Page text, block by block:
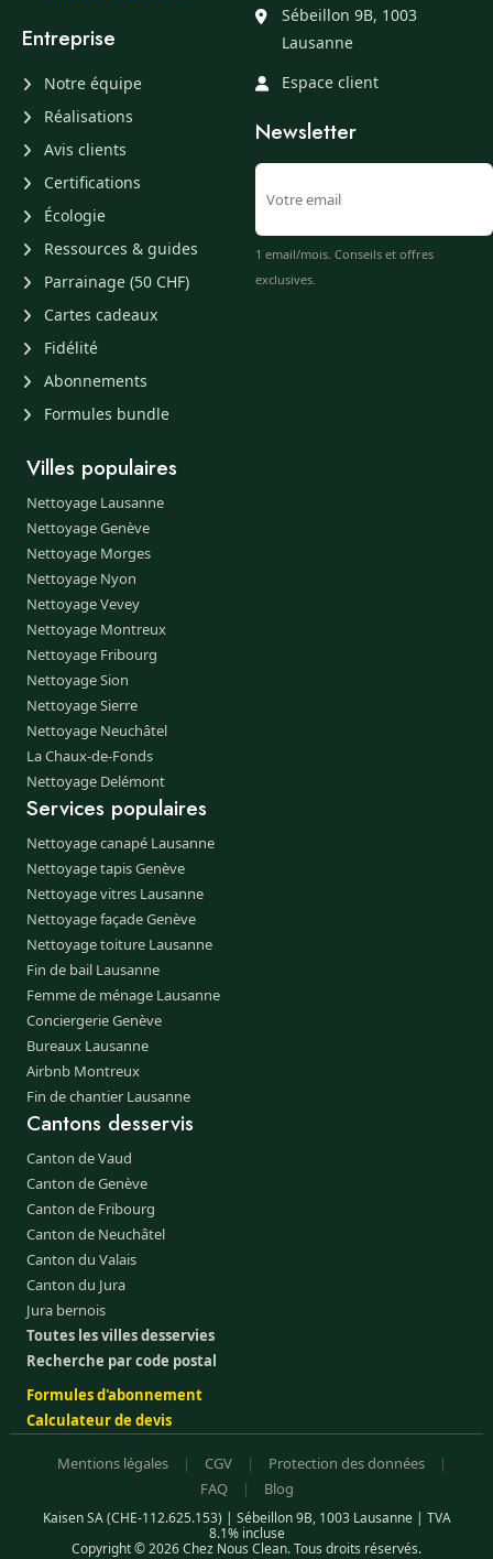
Entreprise
Notre équipe
Réalisations
Avis clients
Certifications
Écologie
Ressources & guides
Parrainage (50 CHF)
Cartes cadeaux
Fidélité
Abonnements
Formules bundle
Sébeillon 9B, 1003
Lausanne
Espace client
Newsletter
1 email/mois. Conseils et offres
exclusives.
Villes populaires
Nettoyage Lausanne
Nettoyage Genève
Nettoyage Morges
Nettoyage Nyon
Nettoyage Vevey
Nettoyage Montreux
Nettoyage Fribourg
Nettoyage Sion
Nettoyage Sierre
Nettoyage Neuchâtel
La Chaux-de-Fonds
Nettoyage Delémont
Services populaires
Nettoyage canapé Lausanne
Nettoyage tapis Genève
Nettoyage vitres Lausanne
Nettoyage façade Genève
Nettoyage toiture Lausanne
Fin de bail Lausanne
Femme de ménage Lausanne
Conciergerie Genève
Bureaux Lausanne
Airbnb Montreux
Fin de chantier Lausanne
Cantons desservis
Canton de Vaud
Canton de Genève
Canton de Fribourg
Canton de Neuchâtel
Canton du Valais
Canton du Jura
Jura bernois
Toutes les villes desservies
Recherche par code postal
Formules d'abonnement
Calculateur de devis
Mentions légales | CGV | Protection des données
|
FAQ
| Blog
Kaisen SA (CHE-112.625.153) | Sébeillon 9B, 1003 Lausanne | TVA
8.1% incluse
Copyright © 2026 Chez Nous Clean. Tous droits réservés.